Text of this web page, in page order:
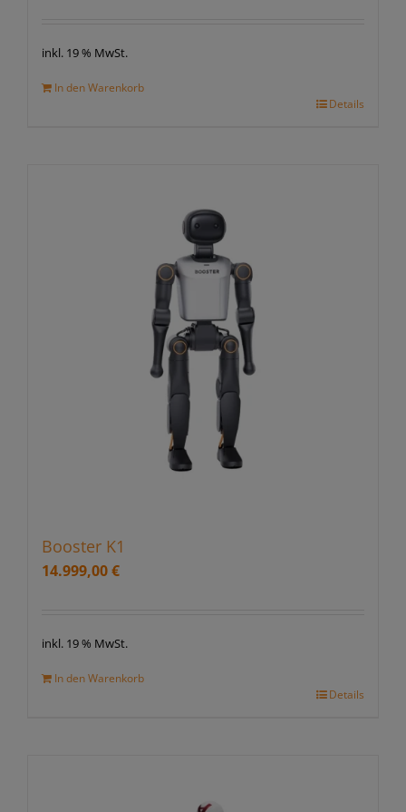
inkl. 19 % MwSt.
In den Warenkorb
Details
Booster K1
14.999,00€
inkl. 19 % MwSt.
In den Warenkorb
Details